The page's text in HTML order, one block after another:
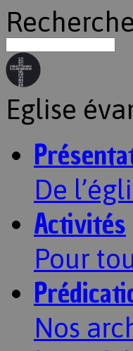
Eglise
De
Activités
Pour
Nos